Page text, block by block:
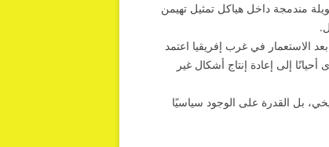
لفترة طويلة مندمجة داخل هياكل تمثيل تهيمن
دي. هول (2011) أن بناء الدول ما بعد الاستعمار في غرب إفريقيا اعتمد
إلى إعادة إنتاج أشكال غير
بل القدرة على الوجود سياسيًا